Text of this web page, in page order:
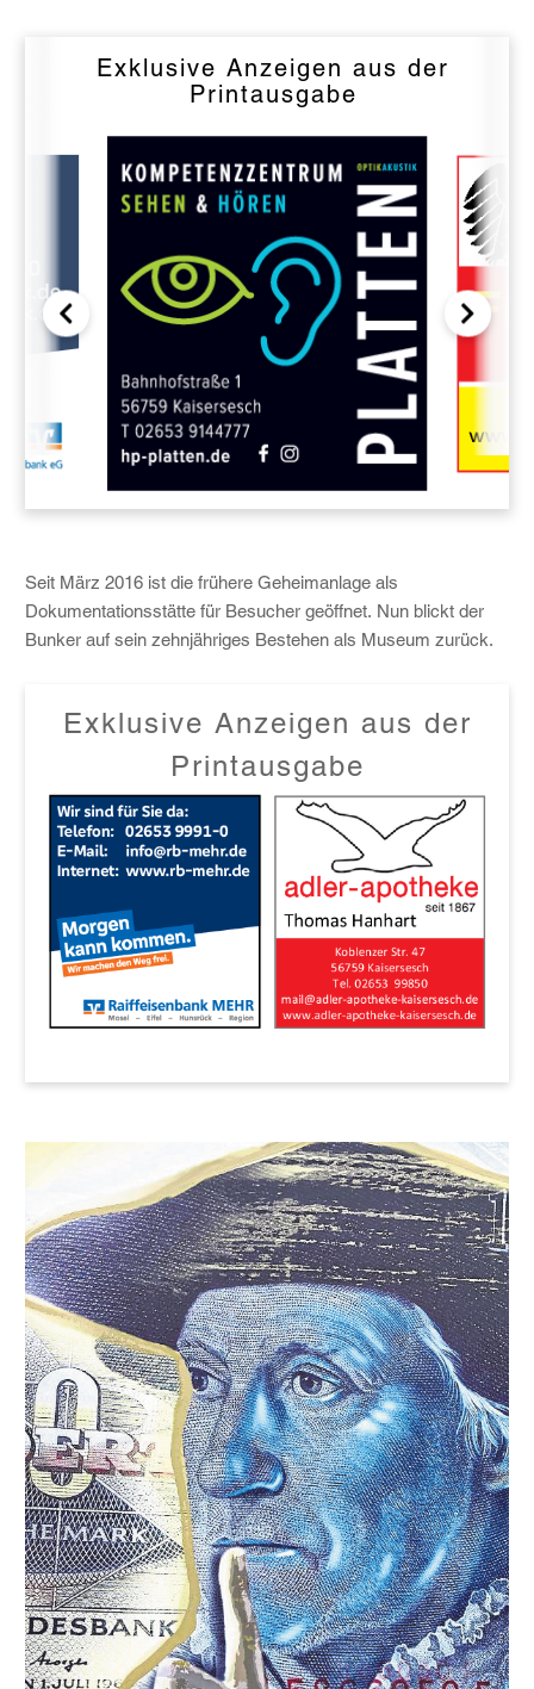
Exklusive Anzeigen aus der
Printausgabe
Seit März 2016 ist die frühere Geheimanlage als
Dokumentationsstätte für Besucher geöffnet. Nun blickt der
Bunker auf sein zehnjähriges Bestehen als Museum zurück.
Exklusive Anzeigen aus der
Printausgabe